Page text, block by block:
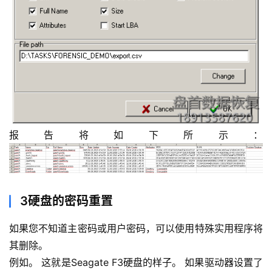
报告将如下所示：
3硬盘的密码重置
如果您不知道主密码或用户密码，可以使用特殊实用程序将
其删除。
例如。 这就是Seagate F3硬盘的样子。 如果驱动器设置了